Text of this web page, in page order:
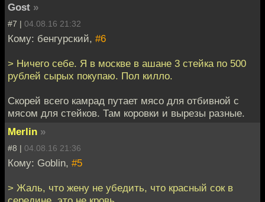
Gost »
#7 | 04.08.16 21:32
Кому: бенгурский, #6
> Ничего себе. Я в москве в ашане 3 стейка по 500
рублей сырых покупаю. Пол килло.
Скорей всего камрад путает мясо для отбивной с
мясом для стейков. Там коровки и вырезы разные.
Merlin »
#8 | 04.08.16 21:36
Кому: Goblin, #5
> Жаль, что жену не убедить, что красный сок в